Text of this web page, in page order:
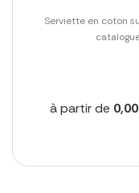
Serviette en coton
à partir de